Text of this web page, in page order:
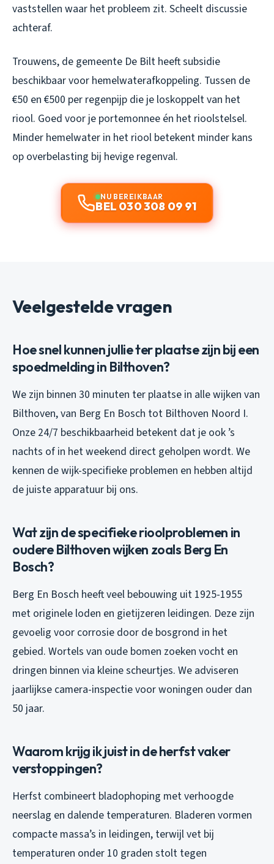
vaststellen waar het probleem zit. Scheelt discussie
achteraf.
Trouwens, de gemeente De Bilt heeft subsidie
beschikbaar voor hemelwaterafkoppeling. Tussen de
€50 en €500 per regenpijp die je loskoppelt van het
riool. Goed voor je portemonnee én het rioolstelsel.
Minder hemelwater in het riool betekent minder kans
op overbelasting bij hevige regenval.
NU BEREIKBAAR
BEL 030 308 09 91
Veelgestelde vragen
Hoe snel kunnen jullie ter plaatse zijn bij een
spoedmelding in Bilthoven?
We zijn binnen 30 minuten ter plaatse in alle wijken van
Bilthoven, van Berg En Bosch tot Bilthoven Noord I.
Onze 24/7 beschikbaarheid betekent dat je ook ’s
nachts of in het weekend direct geholpen wordt. We
kennen de wijk-specifieke problemen en hebben altijd
de juiste apparatuur bij ons.
Wat zijn de specifieke rioolproblemen in
oudere Bilthoven wijken zoals Berg En
Bosch?
Berg En Bosch heeft veel bebouwing uit 1925-1955
met originele loden en gietijzeren leidingen. Deze zijn
gevoelig voor corrosie door de bosgrond in het
gebied. Wortels van oude bomen zoeken vocht en
dringen binnen via kleine scheurtjes. We adviseren
jaarlijkse camera-inspectie voor woningen ouder dan
50 jaar.
Waarom krijg ik juist in de herfst vaker
verstoppingen?
Herfst combineert bladophoping met verhoogde
neerslag en dalende temperaturen. Bladeren vormen
compacte massa’s in leidingen, terwijl vet bij
temperaturen onder 10 graden stolt tegen